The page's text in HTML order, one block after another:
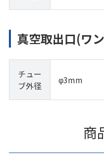
真空取出口(ワ
チュー
ブ外径
φ3mm
商